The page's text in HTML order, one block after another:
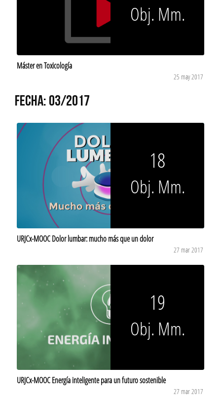
Obj. Mm.
Máster en Toxicología
25 may 2017
FECHA: 03/2017
18
Obj. Mm.
URJCx-MOOC Dolor lumbar: mucho más que un dolor
27 mar 2017
19
Obj. Mm.
URJCx-MOOC Energía inteligente para un futuro sostenible
27 mar 2017